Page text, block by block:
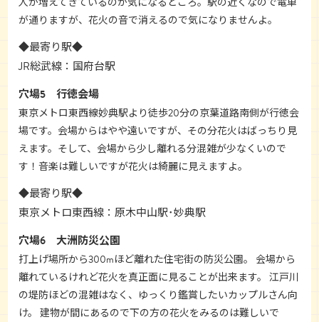
が通りますが、花火の音で消えるので気になりませんよ。
◆最寄り駅◆
JR総武線：国府台駅
穴場5 行徳会場
東京メトロ東西線妙典駅より徒歩20分の京葉道路南側が行徳会
場です。会場からはやや遠いですが、その分花火はばっちり見
えます。そして、会場から少し離れる分混雑が少なくいので
す！音楽は難しいですが花火は綺麗に見えますよ。
◆最寄り駅◆
東京メトロ東西線：原木中山駅･妙典駅
穴場6 大洲防災公園
打上げ場所から300mほど離れた住宅街の防災公園。 会場から
離れているけれど花火を真正面に見ることが出来ます。 江戸川
の堤防ほどの混雑はなく、ゆっくり鑑賞したいカップルさん向
け。 建物が間にあるので下の方の花火をみるのは難しいで